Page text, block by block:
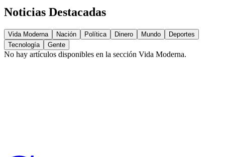
Noticias Destacadas
Vida Moderna Nación Política Dinero Mundo
Deportes
Tecnología
Gente
No hay artículos disponibles en la sección Vida Moderna.